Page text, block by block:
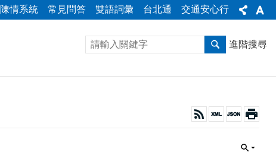
陳情系統 常見問答 雙語詞彙 台北通 交通安心行
進階搜尋